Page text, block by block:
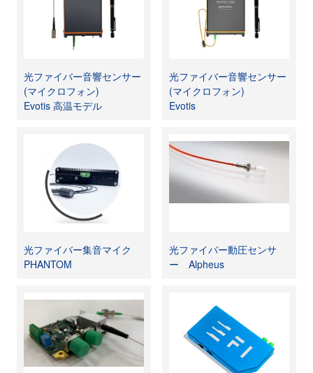
光ファイバー音響センサー
(マイクロフォン)
Evotis 高温モデル
光ファイバー音響センサー
(マイクロフォン)
Evotis
光ファイバー集音マイク
PHANTOM
光ファイバー動圧センサ
ー Alpheus